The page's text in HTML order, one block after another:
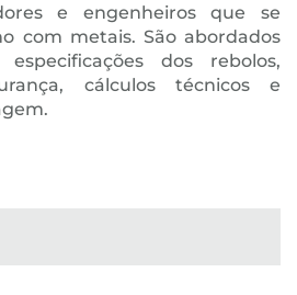
e engenheiros que se
com metais. São abordados
dos rebolos,
cálculos técnicos e